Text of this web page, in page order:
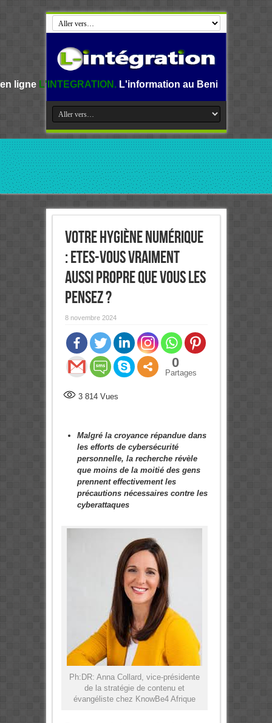
L'information au Benin, en Afrique et dans le
Votre hygiène numérique
: Etes-vous vraiment
aussi propre que vous les
pensez ?
8 novembre 2024
0
Partages
3 814Vues
Malgré la croyance répandue dans
les efforts de cybersécurité
personnelle, la recherche révèle
que moins de la moitié des gens
prennent effectivement les
précautions nécessaires contre les
cyberattaques
Ph:DR: Anna Collard, vice-présidente
de la stratégie de contenu et
évangéliste chez KnowBe4 Afrique